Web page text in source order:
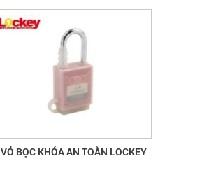
VỎ BỌC KHÓA AN TOÀN LOCKEY